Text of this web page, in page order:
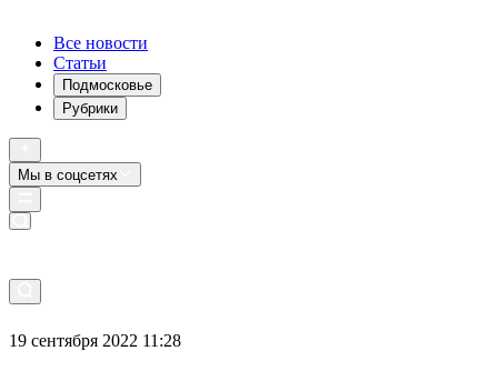
Все новости
Статьи
Подмосковье
Рубрики
Мы в соцсетях
19 сентября 2022 11:28